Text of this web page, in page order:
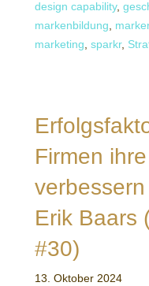
design capability,
markenbildung
marketing sparkr,
Firmen
Erik Baars
#30)
13. Oktober 2024